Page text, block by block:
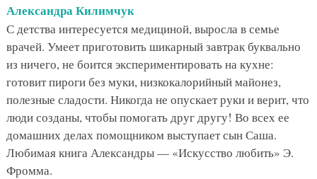
Александра Килимчук
С детства интересуется медициной, выросла в семье
врачей. Умеет приготовить шикарный завтрак буквально
из ничего, не боится экспериментировать на кухне:
готовит пироги без муки, низкокалорийный майонез,
полезные сладости. Никогда не опускает руки и верит, что
люди созданы, чтобы помогать друг другу! Во всех ее
домашних делах помощником выступает сын Саша.
Любимая книга Александры — «Искусство любить» Э.
Фромма.